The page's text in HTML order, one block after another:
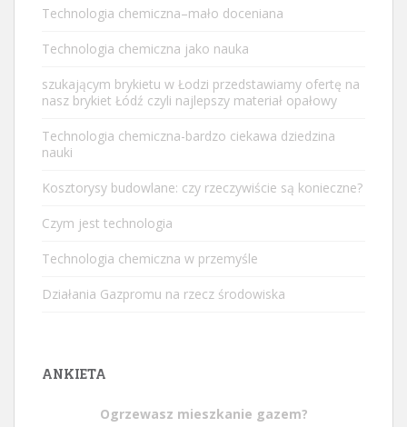
Technologia chemiczna–mało doceniana
Technologia chemiczna jako nauka
szukającym brykietu w Łodzi przedstawiamy ofertę na
nasz brykiet Łódź czyli najlepszy materiał opałowy
Technologia chemiczna-bardzo ciekawa dziedzina
nauki
Kosztorysy budowlane: czy rzeczywiście są konieczne?
Czym jest technologia
Technologia chemiczna w przemyśle
Działania Gazpromu na rzecz środowiska
ANKIETA
Ogrzewasz mieszkanie gazem?